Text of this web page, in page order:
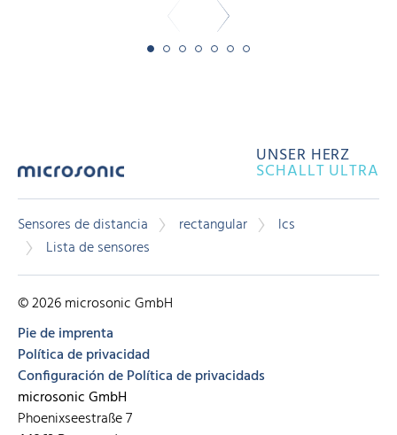
UNSER HERZ
SCHALLT ULTRA
Sensores de distancia rectangular
lcs
Lista de sensores
© 2026 microsonic GmbH
Pie de imprenta
Política de privacidad
Configuración de Política de privacidads
microsonic GmbH
Phoenixseestraße 7